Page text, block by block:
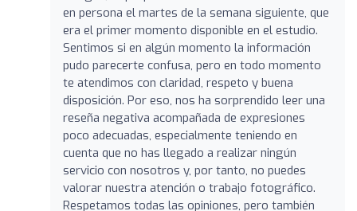
en persona el martes de la semana siguiente, que
era el primer momento disponible en el estudio.
Sentimos si en algún momento la información
pudo parecerte confusa, pero en todo momento
te atendimos con claridad, respeto y buena
disposición. Por eso, nos ha sorprendido leer una
reseña negativa acompañada de expresiones
poco adecuadas, especialmente teniendo en
cuenta que no has llegado a realizar ningún
servicio con nosotros y, por tanto, no puedes
valorar nuestra atención o trabajo fotográfico.
Respetamos todas las opiniones, pero también